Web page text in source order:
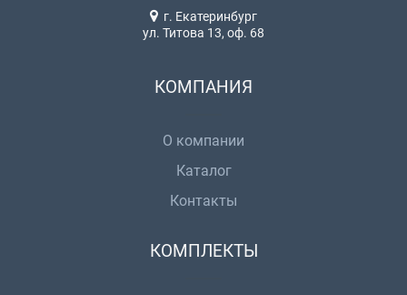
г. Екатеринбург
ул. Титова 13, оф. 68
КОМПАНИЯ
О компании
Каталог
Контакты
КОМПЛЕКТЫ